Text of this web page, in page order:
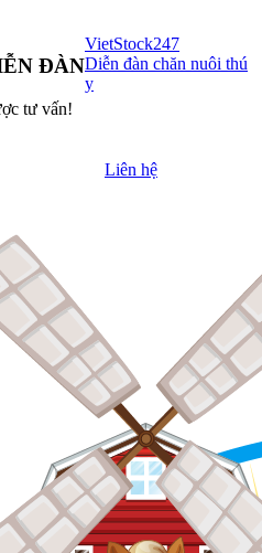
ĐÀN
tư vấn!
Liên hệ
VietStock247
Diễn đàn chăn nuôi thú
y